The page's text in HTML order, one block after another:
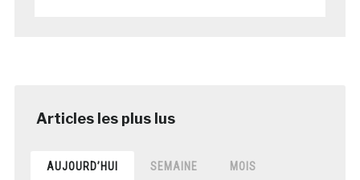
AUJOURD’HUI SEMAINE MOIS